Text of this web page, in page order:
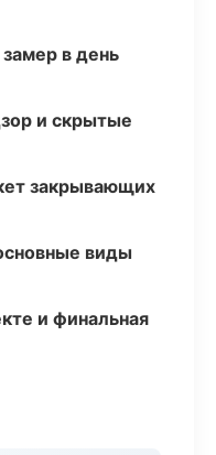
в день
и скрытые
закрывающих
виды
и финальная